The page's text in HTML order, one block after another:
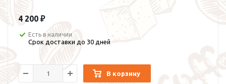
4 200 ₽
Есть в наличии
Срок доставки до 30 дней
В корзину